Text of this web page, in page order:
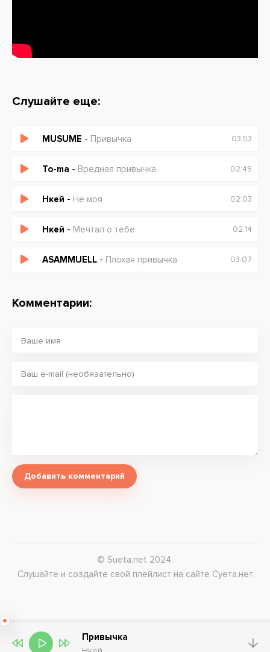
Слушайте еще:
MUSUME - Привычка 03:53
To-ma - Вредная привычка 02:49
Нкей - Не моя 02:03
Нкей - Мечтал о тебе 02:14
ASAMMUELL - Плохая привычка 03:07
Комментарии:
Добавить комментарий
© Sueta.net 2024.
Слушайте и создайте свой плейлист на сайте Суета.нет
Привычка